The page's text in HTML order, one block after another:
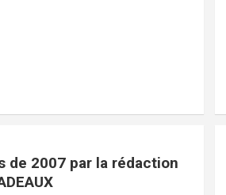
de 2007 par la rédaction